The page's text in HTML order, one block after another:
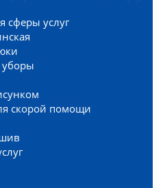
сферы услуг
скорой помощи